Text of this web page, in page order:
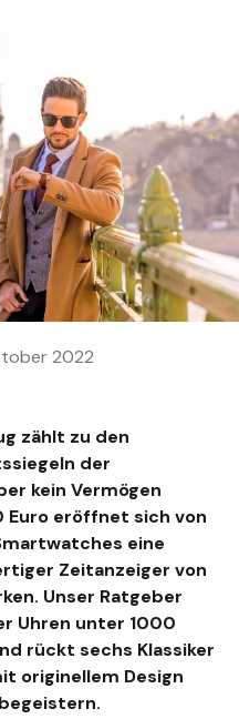
2022
zählt zu den
der
kein Vermögen
Euro eröffnet sich von
eine
Zeitanzeiger von
Unser Ratgeber
Uhren unter 1000
rückt sechs Klassiker
originellem Design